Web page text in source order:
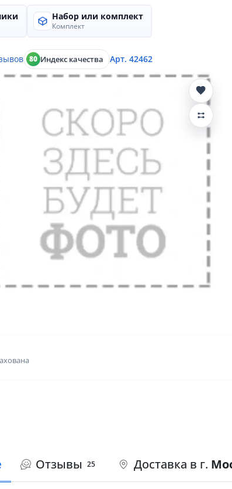
Набор или комплект
Комплект
80 Индекс качества Арт. 42462
Отзывы 25 Доставка в г.